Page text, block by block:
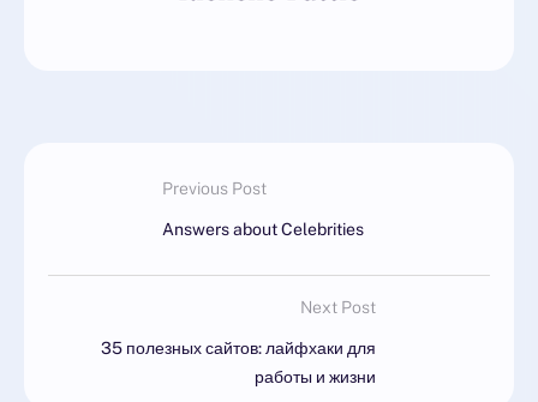
Previous Post
Answers about Celebrities
Next Post
35 полезных сайтов: лайфхаки для
работы и жизни